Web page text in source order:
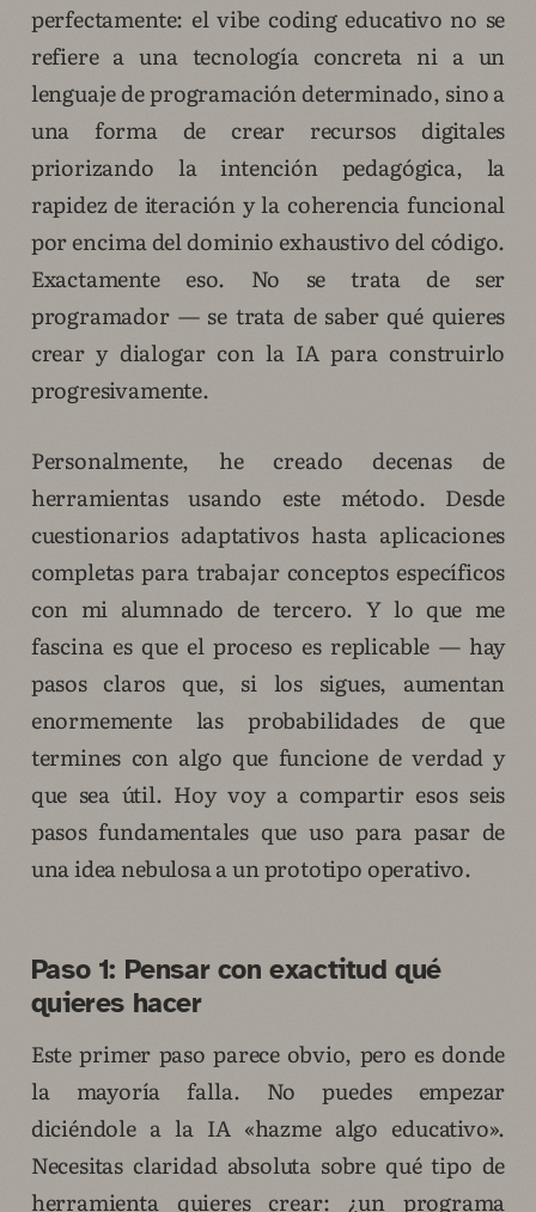
perfectamente: el vibe coding educativo no se
refiere a una tecnología concreta ni a un
lenguaje de programación determinado, sino a
una forma de crear recursos digitales
priorizando la intención pedagógica, la
rapidez de iteración y la coherencia funcional
por encima del dominio exhaustivo del código.
Exactamente eso. No se trata de ser
programador — se trata de saber qué quieres
crear y dialogar con la IA para construirlo
progresivamente.
Personalmente, he creado decenas de
herramientas usando este método. Desde
cuestionarios adaptativos hasta aplicaciones
completas para trabajar conceptos específicos
con mi alumnado de tercero. Y lo que me
fascina es que el proceso es replicable — hay
pasos claros que, si los sigues, aumentan
enormemente las probabilidades de que
termines con algo que funcione de verdad y
que sea útil. Hoy voy a compartir esos seis
pasos fundamentales que uso para pasar de
una idea nebulosa a un prototipo operativo.
Paso 1: Pensar con exactitud qué
quieres hacer
Este primer paso parece obvio, pero es donde
la mayoría falla. No puedes empezar
diciéndole a la IA «hazme algo educativo».
Necesitas claridad absoluta sobre qué tipo de
herramienta quieres crear: ¿un programa